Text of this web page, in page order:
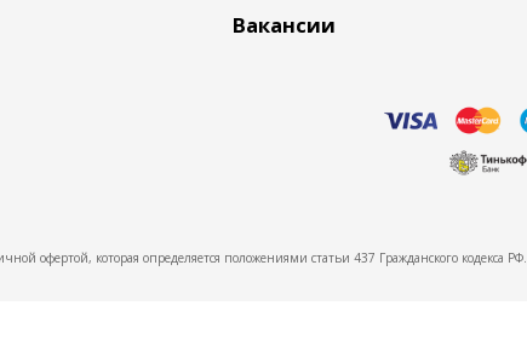
Вакансии
офертой, которая определяется положениями статьи 437 Гражданского кодекса РФ.